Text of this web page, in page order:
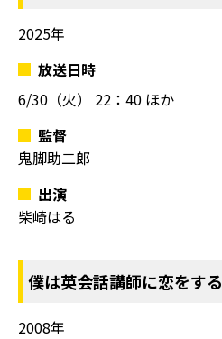
2025年
放送日時
6/30（火）
22：40 ほか
監督
鬼脚助二郎
出演
柴崎はる
僕は英会話講師に恋をする
2008年